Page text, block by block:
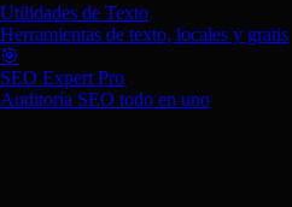
Utilidades de Texto
Herramientas de texto, locales y gratis
🎯
SEO Expert Pro
Auditoría SEO todo en uno